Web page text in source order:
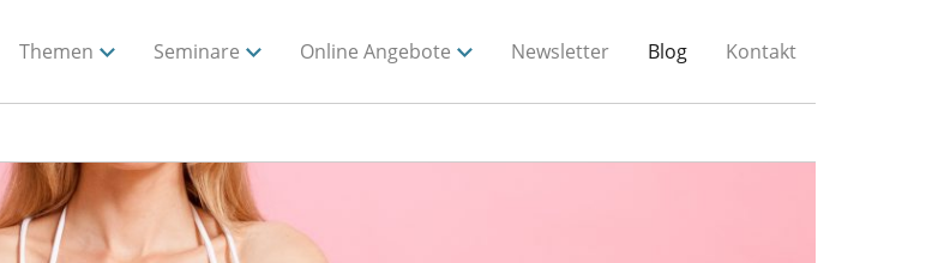
Themen Seminare Online Angebote Newsletter Blog Kontakt